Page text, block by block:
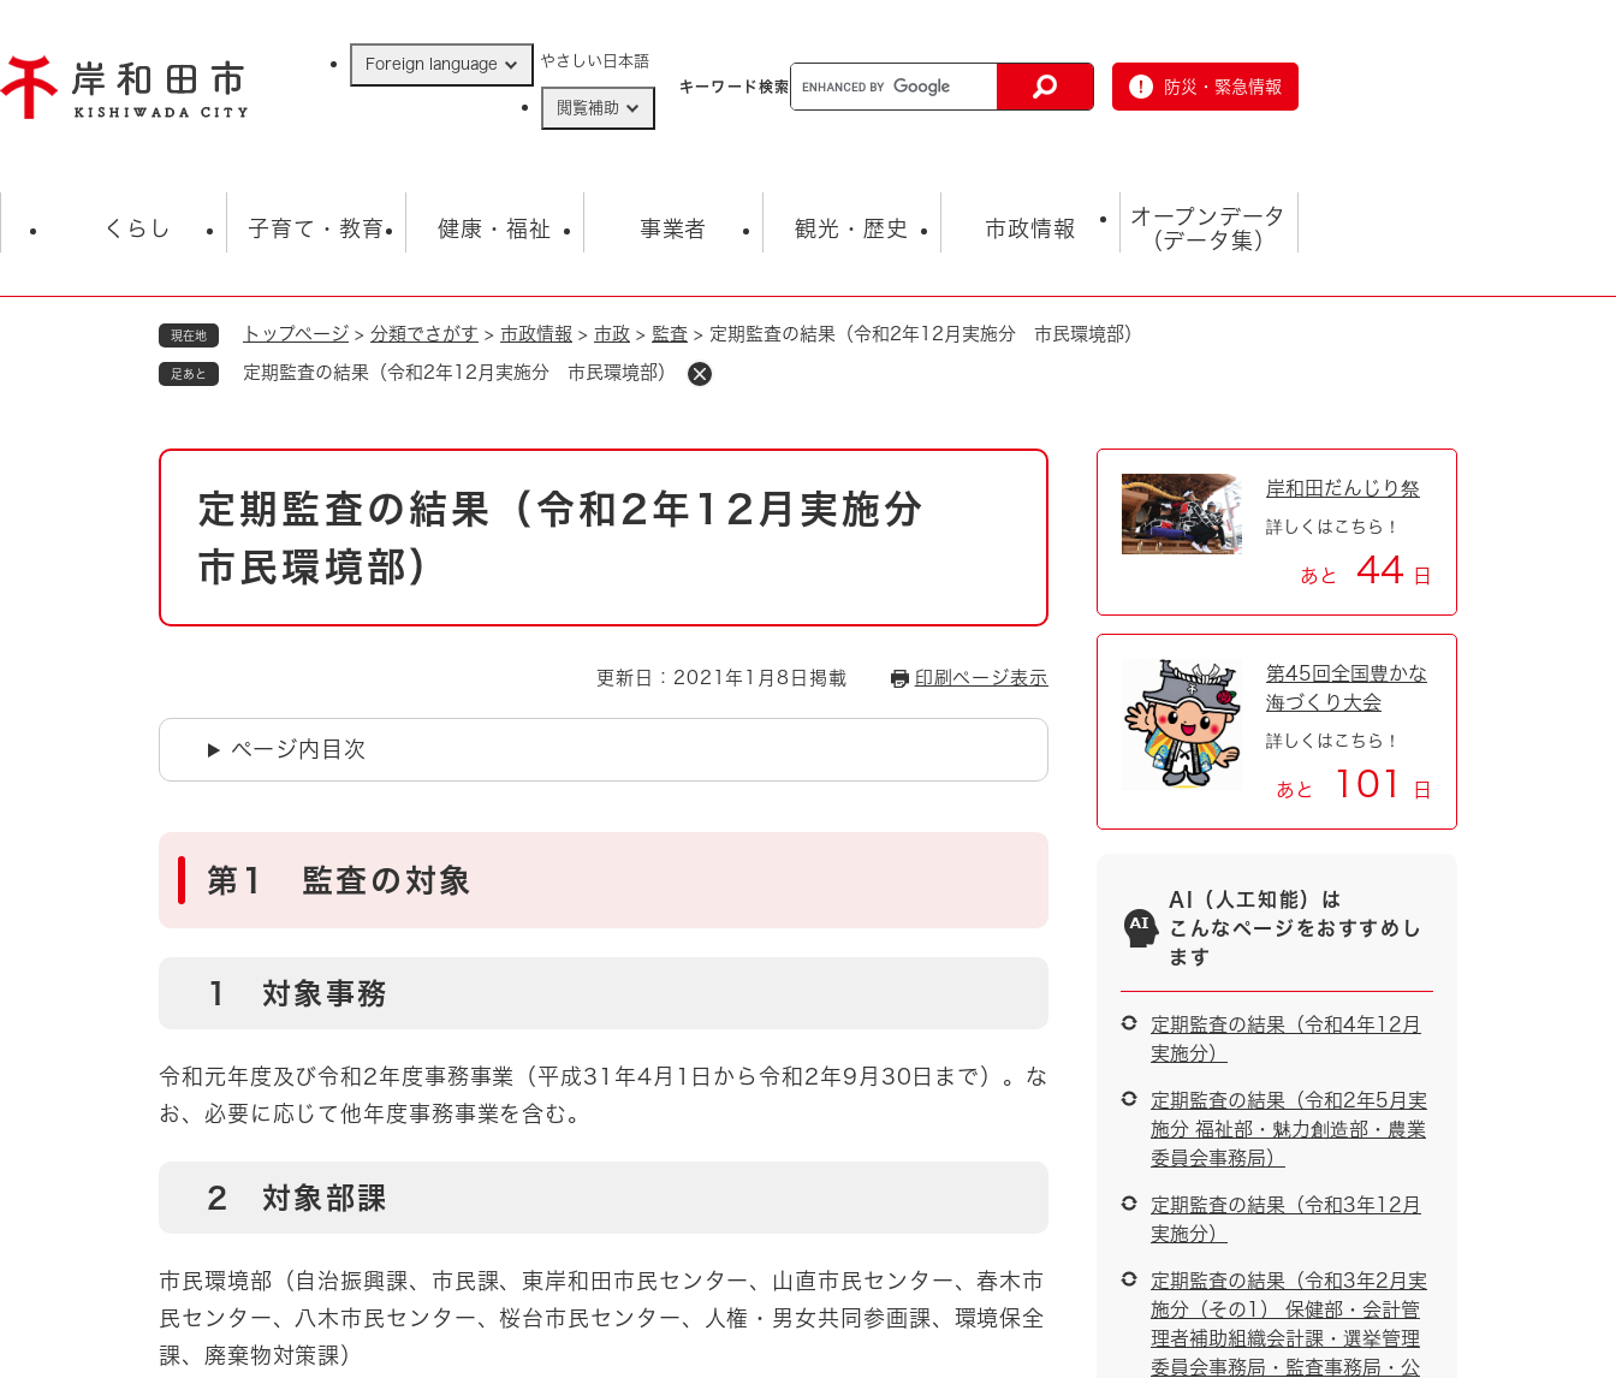
ジ
の
Foreign language やさしい日本語
閲覧補助
キーワード検索 防災・緊急情報
くらし
住民票・戸籍
ごみ・衛生・動物 救急・消防
防災・防犯 上水道・下水道
自然・環境・公園 住宅
引っ越し
道路・河川・交通
子育て・教育
学校 子育て
健康・福祉
福祉・健康・生活 生涯学習・スポーツ
事業者
入札・契約情報 まちづくり・協働
環境 福祉・介護
観光・歴史
観光 観光スポット
市政情報
市の概要 総合計画
市政 職員採用情報
市役所・施設の案内
オープンデータ
（データ集）
オープンデータ
現在地 トップページ > 分類でさがす > 市政情報 > 市政 > 監査 > 定期監査の結果（令和2年12月実施分 市民環境部）
足あと 定期監査の結果（令和2年12月実施分 市民環境部）
本
定期監査の結果（令和2年12月実施分
市民環境部）
更新日：2021年1月8日掲載 印刷ページ表示
ページ内目次
第1 監査の対象
1 対象事務
令和元年度及び令和2年度事務事業（平成31年4月1日から令和2年9月30日まで）。な
お、必要に応じて他年度事務事業を含む。
2 対象部課
市民環境部（自治振興課、市民課、東岸和田市民センター、山直市民センター、春木市
民センター、八木市民センター、桜台市民センター、人権・男女共同参画課、環境保全
課、廃棄物対策課）
岸和田だんじり祭
詳しくはこちら！
あと 44 日
第45回全国豊かな
海づくり大会
詳しくはこちら！
あと 101 日
AI（人工知能）は
こんなページをおすすめし
ます
定期監査の結果（令和4年12月
実施分）
定期監査の結果（令和2年5月実
施分 福祉部・魅力創造部・農業
委員会事務局）
定期監査の結果（令和3年12月
実施分）
定期監査の結果（令和3年2月実
施分（その1） 保健部・会計管
理者補助組織会計課・選挙管理
委員会事務局・監査事務局・公